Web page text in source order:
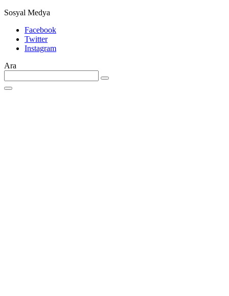
Sosyal Medya
Facebook
Twitter
Instagram
Ara